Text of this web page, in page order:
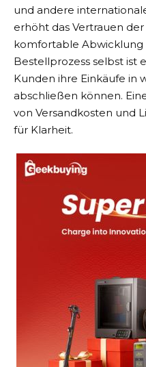
und andere
erhöht das Vertrauen
komfortable
Bestellprozess selbst ist
Kunden ihre Einkäufe in
abschließen können.
von Versandkosten und
für Klarheit.